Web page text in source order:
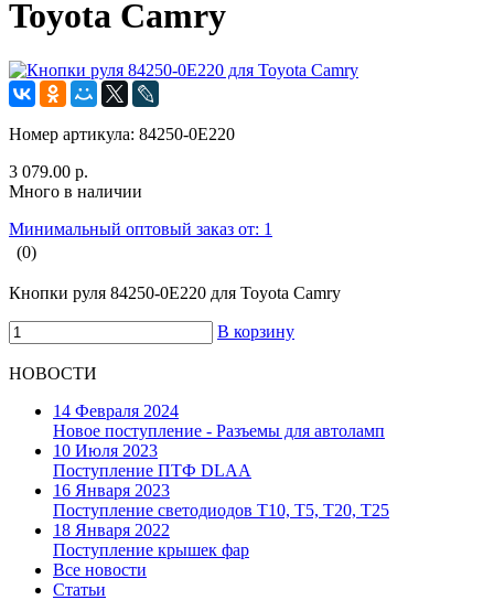
Toyota Camry
Номер артикула: 84250-0E220
3 079.00 р.
Много в наличии
Минимальный оптовый заказ от: 1
(0)
Кнопки руля 84250-0E220 для Toyota Camry
В корзину
НОВОСТИ
14 Февраля 2024
Новое поступление - Разъемы для автоламп
10 Июля 2023
Поступление ПТФ DLAA
16 Января 2023
Поступление светодиодов T10, T5, T20, T25
18 Января 2022
Поступление крышек фар
Все новости
Статьи